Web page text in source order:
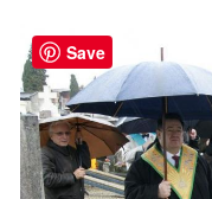
Save